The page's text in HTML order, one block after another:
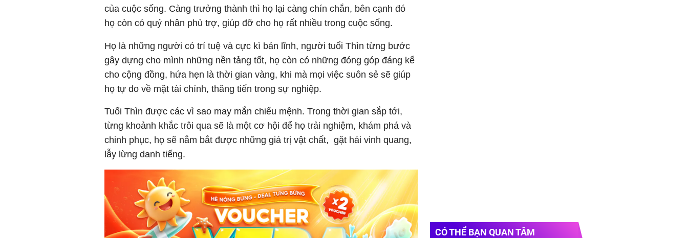
của cuộc sống. Càng trưởng thành thì họ lại càng chín chắn, bên cạnh đó
họ còn có quý nhân phù trợ, giúp đỡ cho họ rất nhiều trong cuộc sống.
Họ là những người có trí tuệ và cực kì bản lĩnh, người tuổi Thìn từng bước
gây dựng cho mình những nền tảng tốt, họ còn có những đóng góp đáng kể
cho cộng đồng, hứa hẹn là thời gian vàng, khi mà mọi việc suôn sẻ sẽ giúp
họ tự do về mặt tài chính, thăng tiến trong sự nghiệp.
Tuổi Thìn được các vì sao may mắn chiếu mệnh. Trong thời gian sắp tới,
từng khoảnh khắc trôi qua sẽ là một cơ hội để họ trải nghiệm, khám phá và
chinh phục, họ sẽ nắm bắt được những giá trị vật chất, gặt hái vinh quang,
lẫy lừng danh tiếng.
CÓ THỂ BẠN QUAN TÂM